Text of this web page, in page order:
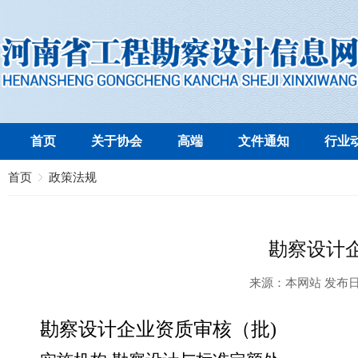
首页 关于协会 高端 文件通知 行业
首页 政策法规
勘察设计
来源： 本网站 发布
勘察设计企业资质审核（批)